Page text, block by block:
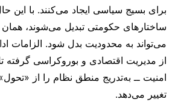
برای بسیج سیاسی ایجاد می‌کنند. با این
ساختارهای حکومتی تبدیل می‌شوند، همان
می‌تواند به محدودیت بدل شود. الزامات
از مدیریت اقتصادی و بوروکراسی گرفته
امنیت ــ به‌تدریج منطق نظام را از
تغییر می‌دهد.